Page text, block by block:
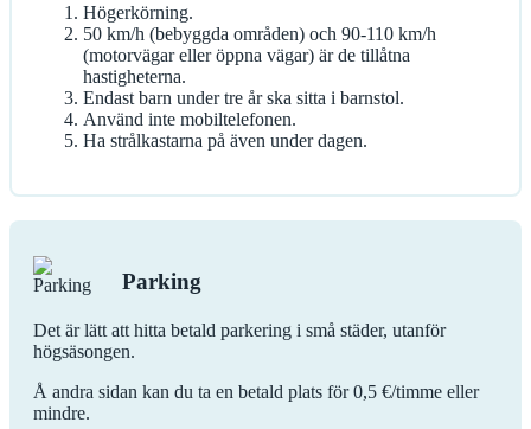
Högerkörning.
50 km/h (bebyggda områden) och 90-110 km/h
(motorvägar eller öppna vägar) är de tillåtna
hastigheterna.
Endast barn under tre år ska sitta i barnstol.
Använd inte mobiltelefonen.
Ha strålkastarna på även under dagen.
Parking
Det är lätt att hitta betald parkering i små städer, utanför
högsäsongen.
Å andra sidan kan du ta en betald plats för 0,5 €/timme eller
mindre.